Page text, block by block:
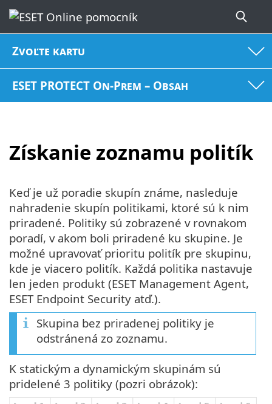
Zvoľte kartu
ESET PROTECT On-Prem – Obsah
Získanie zoznamu politík
Keď je už poradie skupín známe, nasleduje
nahradenie skupín politikami, ktoré sú k nim
priradené. Politiky sú zobrazené v rovnakom
poradí, v akom boli priradené ku skupine. Je
možné upravovať prioritu politík pre skupinu,
kde je viacero politík. Každá politika nastavuje
len jeden produkt (ESET Management Agent,
ESET Endpoint Security atď.).
Skupina bez priradenej politiky je
odstránená zo zoznamu.
K statickým a dynamickým skupinám sú
pridelené 3 politiky (pozri obrázok):